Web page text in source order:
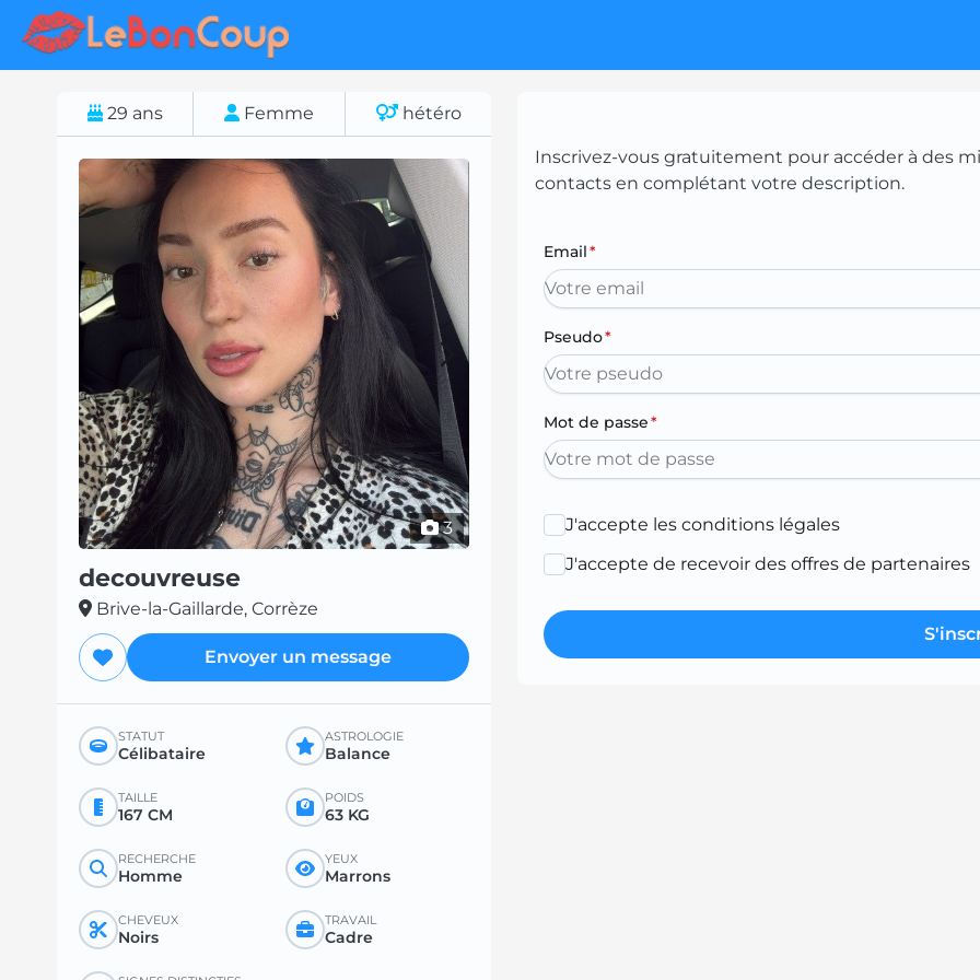
29 ans Femme hétéro
3
decouvreuse
Brive-la-Gaillarde, Corrèze
Envoyer un message
STATUT
Célibataire
ASTROLOGIE
Balance
TAILLE
167 CM
POIDS
63 KG
RECHERCHE
Homme
YEUX
Marrons
CHEVEUX
Noirs
TRAVAIL
Cadre
Inscrivez-vous gratuitement pour accéder à des
contacts en complétant votre description.
Email*
Pseudo*
Mot de passe*
J'accepte les conditions légales
J'accepte de recevoir des offres de partenaires